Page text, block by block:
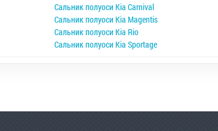
Сальник полуоси Kia Carnival
Сальник полуоси Kia Magentis
Сальник полуоси Kia Rio
Сальник полуоси Kia Sportage